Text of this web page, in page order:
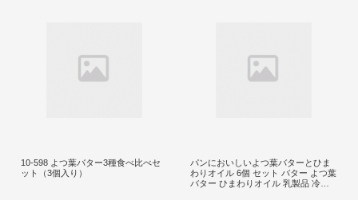
10-598 よつ葉バター3種食べ比べセ
ット（3個入り）
パンにおいしいよつ葉バターとひま
わりオイル 6個 セット バター よつ葉
バター ひまわりオイル 乳製品 冷蔵